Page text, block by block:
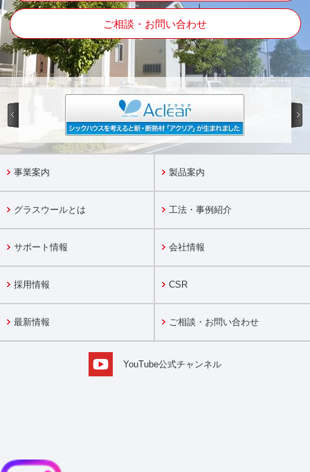
ご相談・お問い合わせ
事業案内 製品案内
グラスウールとは 工法・事例紹介
サポート情報 会社情報
採用情報 CSR
最新情報 ご相談・お問い合わせ
YouTube公式チャンネル